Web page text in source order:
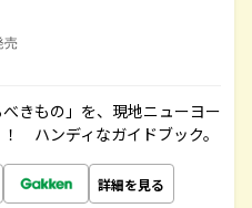
売
きもの」を、現地ニューヨー
ハンディなガイドブック。
詳細を見る